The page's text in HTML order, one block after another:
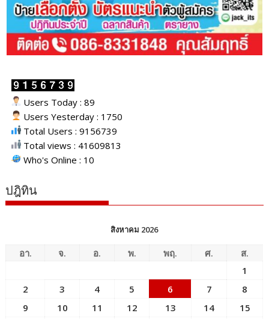
Users Today : 89
Users Yesterday : 1750
Total Users : 9156739
Total views : 41609813
Who's Online : 10
ปฎิทิน
สิงหาคม 2026
อา. จ. อ. พ. พฤ. ศ.
ส.
1
2
3 4 5 6 7
8
9
10 11 12 13 14
15